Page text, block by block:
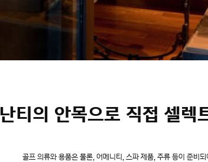
티의 안목으로 직접 셀렉
골프 의류와 용품은 물론, 어메니티, 스파 제품, 주류 등이 준비